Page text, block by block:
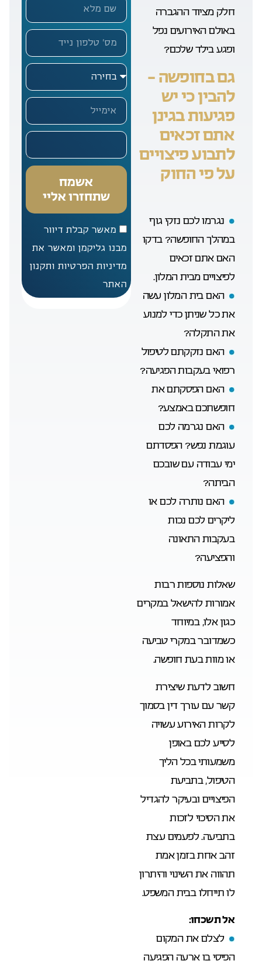
מאשר קבלת דיוור
מבנו גליקמן ומאשר את
מדיניות הפרטיות ותקנון
האתר
אשמח
שתחזרו אליי
חלק מציוד ההגברה
באולם האירועים נפל
ופגע בילד שלכם?
גם בחופשה –
להבין כי יש
פגיעות בגינן
אתם זכאים
לתבוע פיצויים
על פי החוק
נגרמו לכם נזקי גוף
במהלך החופשה? בדקו
האם אתם זכאים
לפיצויים מבית המלון.
האם בית המלון עשה
את כל שניתן כדי למנוע
את התקלה?
האם נזקקתם לטיפול
רפואי בעקבות הפגיעה?
האם הפסקתם את
חופשתכם באמצע?
האם נגרמה לכם
עוגמת נפש? הפסדתם
ימי עבודה עם שובכם
הביתה?
האם נותרה לכם או
ליקרים לכם נכות
בעקבות התאונה
והפציעה?
שאלות נוספות רבות
אמורות להישאל במקרים
כגון אלו, במיוחד
כשמדובר במקרי טביעה
או מוות בעת חופשה.
חשוב לדעת שיצירת
קשר עם עורך דין בסמוך
לקרות האירוע עשויה
לסייע לכם באופן
משמעותי בכל הליך
הטיפול, בתביעת
הפיצויים ובעיקר להגדיל
את הסיכוי לזכות
בתביעה. לפעמים עצת
זהב אחת בזמן אמת
תהווה את השינוי והיתרון
לו תייחלו בבית המשפט.
אל תשכחו:
לצלם את המקום
הפיסי בו ארעה הפגיעה